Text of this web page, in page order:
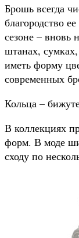
Брошь всегда
благородство
сезоне – вновь
штанах,
иметь форму
современных
Кольца –
В коллекциях
форм. В моде
сходу по